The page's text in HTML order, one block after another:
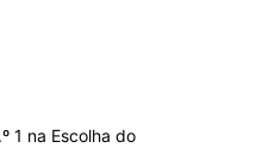
1 na Escolha do